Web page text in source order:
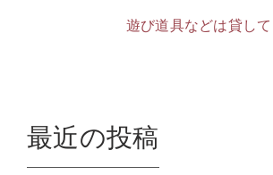
遊び道具などは貸して
最近の投稿